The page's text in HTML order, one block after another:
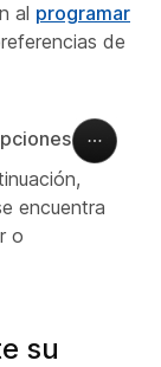
al programar
de
encuentra
o
su